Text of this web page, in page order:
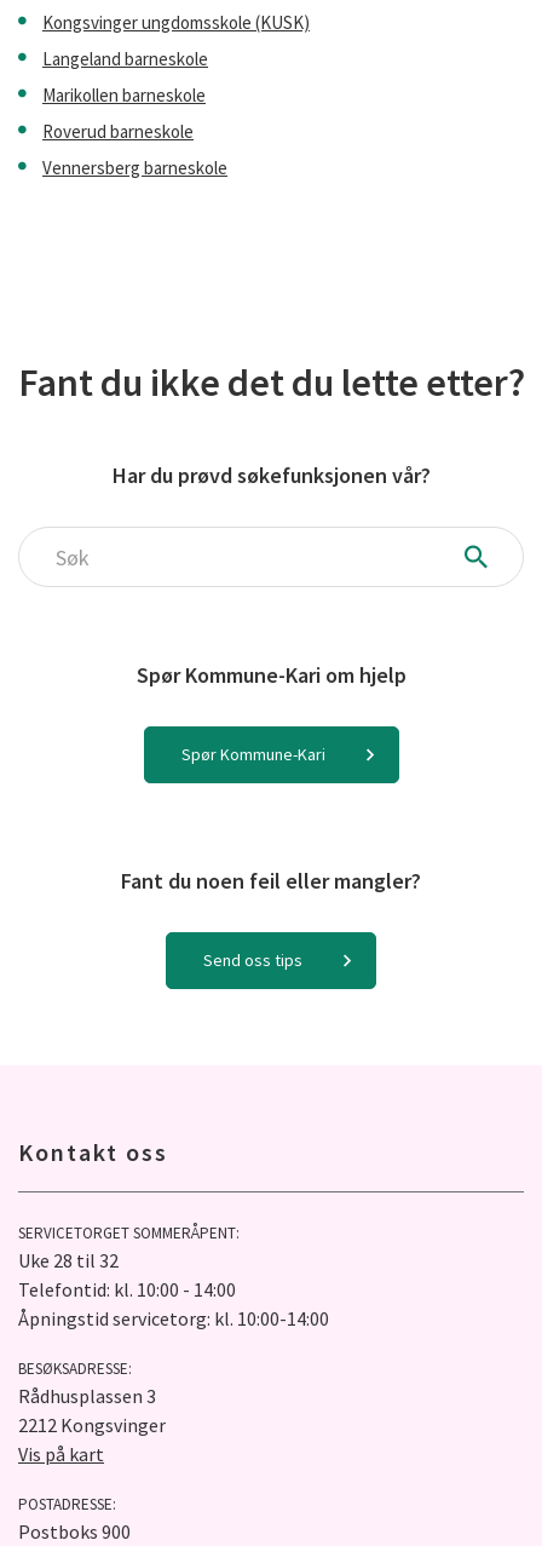
Kongsvinger ungdomsskole (KUSK)
Langeland barneskole
Marikollen barneskole
Roverud barneskole
Vennersberg barneskole
Fant du ikke det du lette etter?
Har du prøvd søkefunksjonen vår?
Søk
Spør Kommune-Kari om hjelp
Spør Kommune-Kari
Fant du noen feil eller mangler?
Send oss tips
Kontakt oss
SERVICETORGET SOMMERÅPENT:
Uke 28 til 32
Telefontid: kl. 10:00 - 14:00
Åpningstid servicetorg: kl. 10:00-14:00
BESØKSADRESSE:
Rådhusplassen 3
2212 Kongsvinger
Vis på kart
POSTADRESSE:
Postboks 900